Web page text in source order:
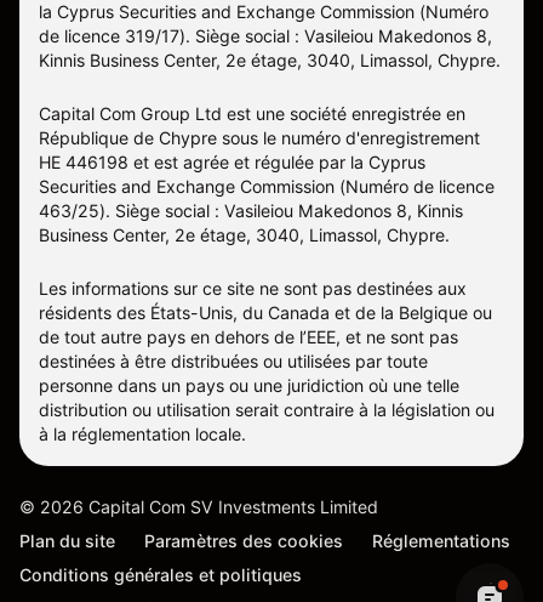
la Cyprus Securities and Exchange Commission (Numéro
de licence 319/17). Siège social : Vasileiou Makedonos 8,
Kinnis Business Center, 2e étage, 3040, Limassol, Chypre.
Capital Com Group Ltd est une société enregistrée en
République de Chypre sous le numéro d'enregistrement
ΗΕ 446198 et est agrée et régulée par la Cyprus
Securities and Exchange Commission (Numéro de licence
463/25). Siège social : Vasileiou Makedonos 8, Kinnis
Business Center, 2e étage, 3040, Limassol, Chypre.
Les informations sur ce site ne sont pas destinées aux
résidents des États-Unis, du Canada et de la Belgique ou
de tout autre pays en dehors de l’EEE, et ne sont pas
destinées à être distribuées ou utilisées par toute
personne dans un pays ou une juridiction où une telle
distribution ou utilisation serait contraire à la législation ou
à la réglementation locale.
© 2026 Capital Com SV Investments Limited
Plan du site
Paramètres des cookies
Réglementations
Conditions générales et politiques